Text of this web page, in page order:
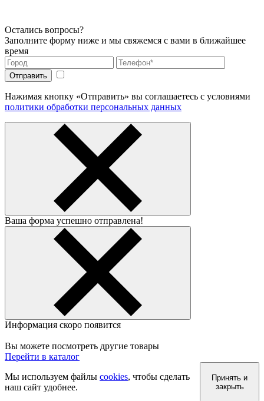
Остались вопросы?
Заполните форму ниже и мы свяжемся с вами в ближайшее
время
Нажимая кнопку «Отправить» вы соглашаетесь с условиями
политики обработки персональных данных
Ваша форма успешно отправлена!
Информация скоро появится
Вы можете посмотреть другие товары
Перейти в каталог
Мы используем файлы cookies, чтобы сделать
наш сайт удобнее.
Принять и
закрыть